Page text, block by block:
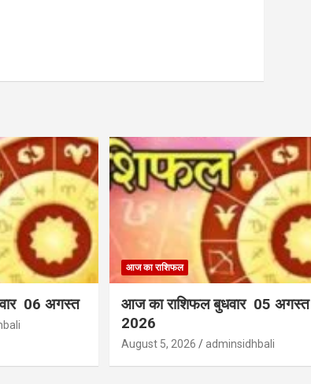
06 अगस्त
आज का राशिफल
आज का राशिफल बुधवार 05 अगस्त
2026
August 5, 2026 adminsidhbali